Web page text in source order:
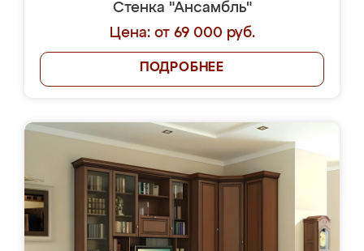
Стенка "Ансамбль"
Цена: от 69 000 руб.
ПОДРОБНЕЕ